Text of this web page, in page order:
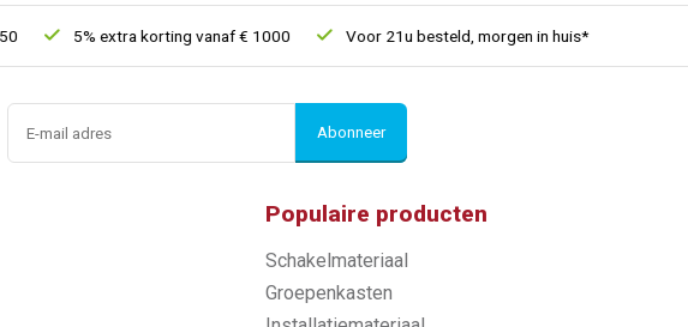
5% extra korting vanaf € 1000 Voor 21u besteld, morgen in huis*
Abonneer
Populaire producten
Schakelmateriaal
Groepenkasten